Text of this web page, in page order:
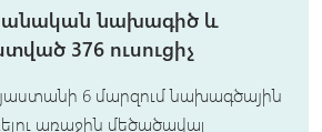
նախագիծ և
376 ուսուցիչ
6 մարզում նախագծային
առաջին մեծածավալ